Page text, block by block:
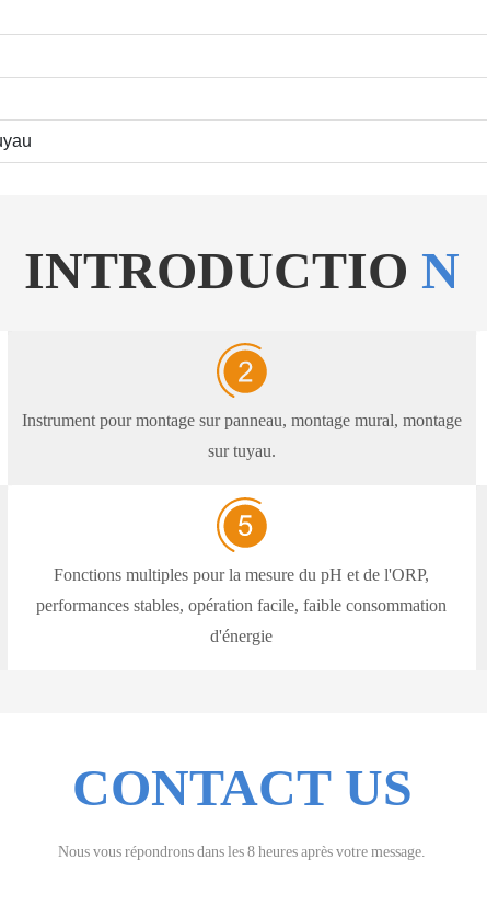
INTRODUCTIO N
Instrument pour montage sur panneau, montage mural, montage
sur tuyau.
Fonctions multiples pour la mesure du pH et de l'ORP,
performances stables, opération facile, faible consommation
d'énergie
CONTACT US
Nous vous répondrons dans les 8 heures après votre message.